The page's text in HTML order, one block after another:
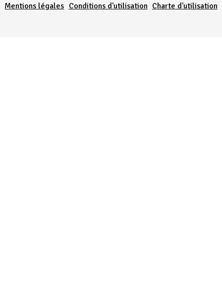
Mentions légales Conditions d'utilisation Charte d'utilisation